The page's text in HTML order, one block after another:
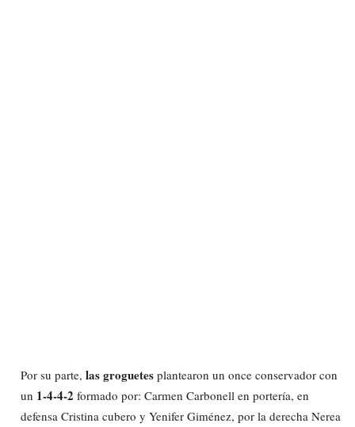
Por su parte, las groguetes plantearon un once conservador con
un 1-4-4-2 formado por: Carmen Carbonell en portería, en
defensa Cristina cubero y Yenifer Giménez, por la derecha Nerea